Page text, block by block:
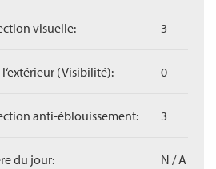
visuelle: 3
(Visibilité): 0
anti-éblouissement: 3
du jour: N / A